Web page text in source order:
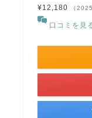
¥12,180
（
口コミを見